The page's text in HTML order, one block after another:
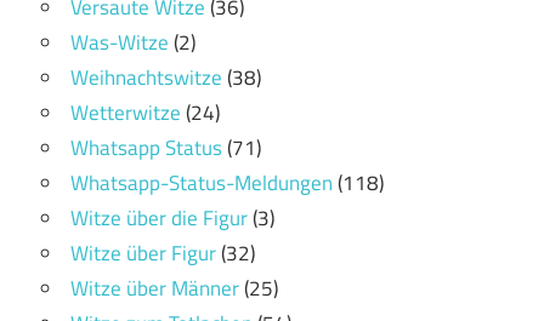
Versaute Witze(36)
Was-Witze(2)
Weihnachtswitze(38)
Wetterwitze(24)
Whatsapp Status(71)
Whatsapp-Status-Meldungen(118)
Witze über die Figur(3)
Witze über Figur(32)
Witze über Männer(25)